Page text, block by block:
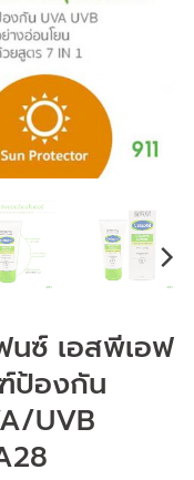
นซ์ เอสพีเอฟ
ป้องกัน
UVB